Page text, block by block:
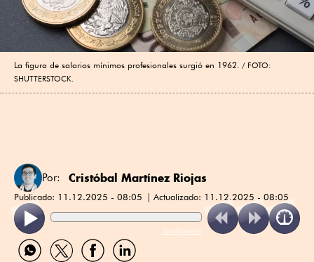
La figura de salarios mínimos profesionales surgió en 1962.
FOTO:
SHUTTERSTOCK.
Por: Cristóbal Martínez Riojas
Publicado: 11.12.2025 - 08:05 Actualizado: 11.12.2025 - 08:05
ReadSpeaker
Compartir
por
Compartir
por
Compartir
por
Compartir
por